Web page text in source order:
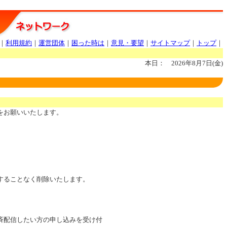
｜ 利用規約 ｜ 運営団体 ｜ 困った時は ｜ 意見・要望 ｜ サイトマップ｜ トップ｜
本日： 2026年8月7日(金)
願いいたします。
ことなく削除いたします。
配信したい方の申し込みを受け付